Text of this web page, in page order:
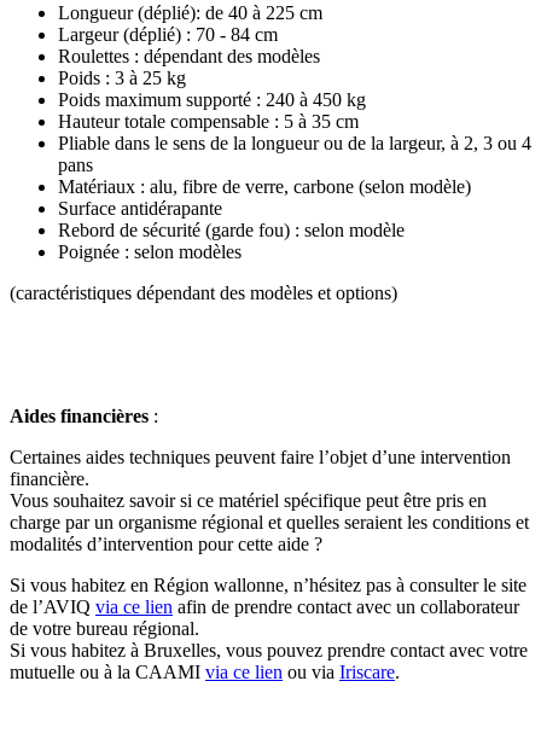
Longueur (déplié): de 40 à 225 cm
Largeur (déplié) : 70 - 84 cm
Roulettes : dépendant des modèles
Poids : 3 à 25 kg
Poids maximum supporté : 240 à 450 kg
Hauteur totale compensable : 5 à 35 cm
Pliable dans le sens de la longueur ou de la largeur, à 2, 3 ou 4
pans
Matériaux : alu, fibre de verre, carbone (selon modèle)
Surface antidérapante
Rebord de sécurité (garde fou) : selon modèle
Poignée : selon modèles
(caractéristiques dépendant des modèles et options)
Aides financières :
Certaines aides techniques peuvent faire l’objet d’une intervention
financière.
Vous souhaitez savoir si ce matériel spécifique peut être pris en
charge par un organisme régional et quelles seraient les conditions et
modalités d’intervention pour cette aide ?
Si vous habitez en Région wallonne, n’hésitez pas à consulter le site
de l’AVIQ via ce lien afin de prendre contact avec un collaborateur
de votre bureau régional.
Si vous habitez à Bruxelles, vous pouvez prendre contact avec votre
mutuelle ou à la CAAMI via ce lien ou via Iriscare.